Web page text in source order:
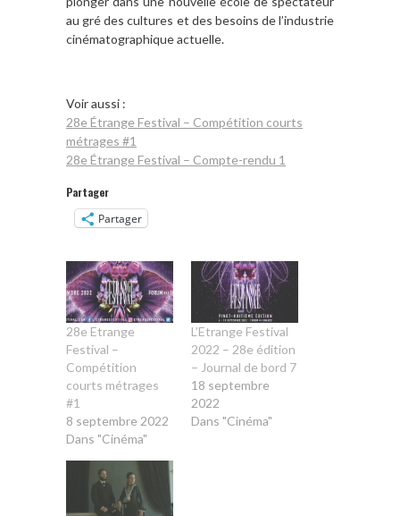
au gré des cultures et des besoins de l’industrie
cinématographique actuelle.
Voir aussi :
28e Étrange Festival – Compétition courts
métrages #1
28e Étrange Festival – Compte-rendu 1
Partager
Partager
28e Etrange
Festival –
Compétition
courts métrages
#1
8 septembre 2022
Dans "Cinéma"
L’Etrange Festival
2022 – 28e édition
– Journal de bord 7
18 septembre
2022
Dans "Cinéma"